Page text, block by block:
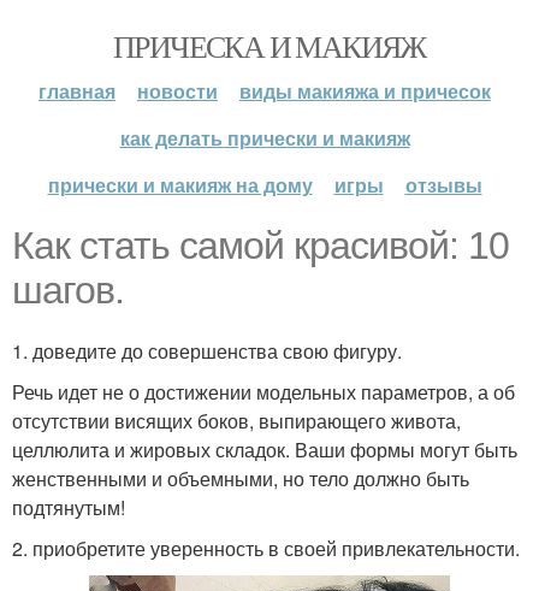
ПРИЧЕСКА И МАКИЯЖ
главная новости
виды макияжа и причесок
как делать прически и макияж
прически и макияж на дому
игры отзывы
Как стать самой красивой: 10
шагов.
1. доведите до совершенства свою фигуру.
Речь идет не о достижении модельных параметров, а об
отсутствии висящих боков, выпирающего живота,
целлюлита и жировых складок. Ваши формы могут быть
женственными и объемными, но тело должно быть
подтянутым!
2. приобретите уверенность в своей привлекательности.